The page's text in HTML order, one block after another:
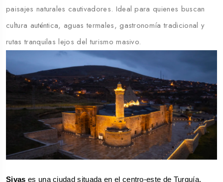
paisajes naturales cautivadores. Ideal para quienes buscan
cultura auténtica, aguas termales, gastronomía tradicional y
rutas tranquilas lejos del turismo masivo.
Sivas es una ciudad situada en el centro-este de Turquía,